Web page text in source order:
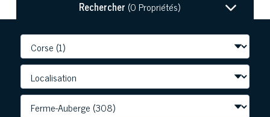
Rechercher (0 Propriétés)